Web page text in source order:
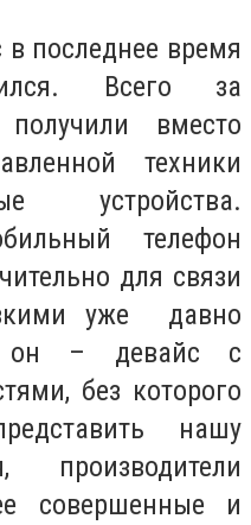
в последнее время
Всего за
вместо
техники
устройства.
телефон
для связи
уже давно
он – девайс с
без которого
нашу
производители
совершенные и